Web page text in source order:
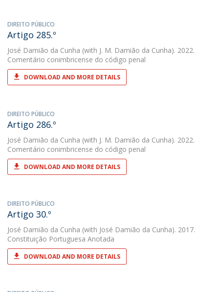
DIREITO PÚBLICO
Artigo 285.º
José Damião da Cunha (with J. M. Damião da Cunha). 2022.
Comentário conimbricense do código penal
DOWNLOAD AND MORE DETAILS
DIREITO PÚBLICO
Artigo 286.º
José Damião da Cunha (with J. M. Damião da Cunha). 2022.
Comentário conimbricense do código penal
DOWNLOAD AND MORE DETAILS
DIREITO PÚBLICO
Artigo 30.º
José Damião da Cunha (with José Damião da Cunha). 2017.
Constituição Portuguesa Anotada
DOWNLOAD AND MORE DETAILS